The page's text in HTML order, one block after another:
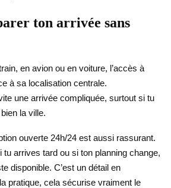
ton arrivée sans
en avion ou en voiture, l’accès à
à sa localisation centrale.
une arrivée compliquée, surtout si tu
la ville.
ouverte 24h/24 est aussi rassurant.
tu arrives tard ou si ton planning change,
disponible. C’est un détail en
pratique, cela sécurise vraiment le